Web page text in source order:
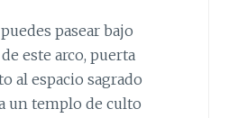
pasear bajo
de este arco, puerta
al espacio sagrado
un templo de culto